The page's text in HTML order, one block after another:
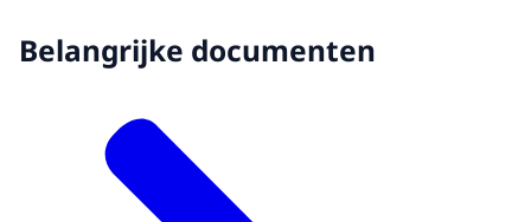
Belangrijke documenten